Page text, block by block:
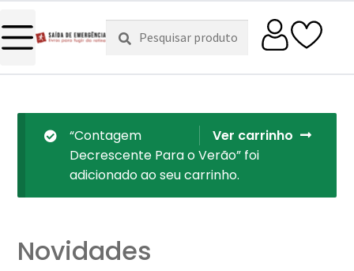
Pesquisar
por:
Pesquisa
Ver carrinho
“Contagem
Decrescente Para o Verão” foi
adicionado ao seu carrinho.
Novidades